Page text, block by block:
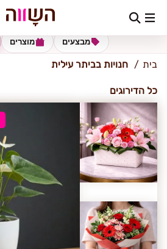
ביתר עילית
מוצרים מבצעים
בית חנויות בביתר עילית
כל הדירוגים